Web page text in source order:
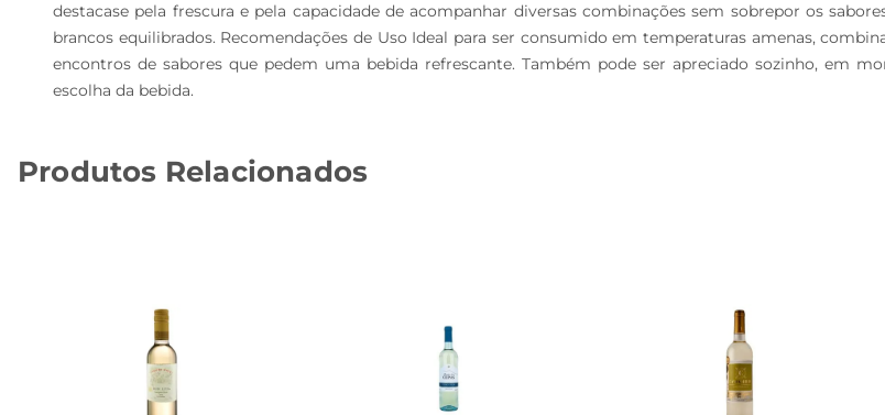
destacase pela frescura e pela capacidade de acompanhar diversas combinações sem sobrepor os
brancos equilibrados. Recomendações de Uso Ideal para ser consumido em temperaturas amenas,
encontros de sabores que pedem uma bebida refrescante. Também pode ser apreciado sozinho, em
escolha da bebida.
Produtos Relacionados